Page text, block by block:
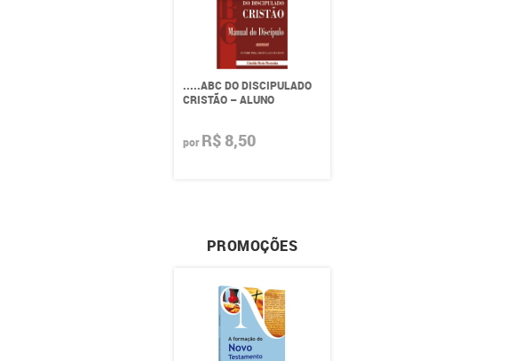
.....ABC DO DISCIPULADO
CRISTÃO – ALUNO
por R$ 8,50
PROMOÇÕES